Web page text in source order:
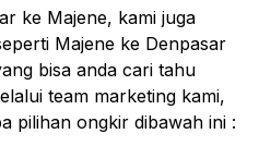
ke Majene, kami juga
Majene ke Denpasar
bisa anda cari tahu
team marketing kami,
pilihan ongkir dibawah ini :